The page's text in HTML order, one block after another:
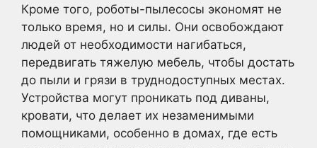
Кроме того, роботы-пылесосы экономят не
только время, но и силы. Они освобождают
людей от необходимости нагибаться,
передвигать тяжелую мебель, чтобы достать
до пыли и грязи в труднодоступных местах.
Устройства могут проникать под диваны,
кровати, что делает их незаменимыми
помощниками, особенно в домах, где есть